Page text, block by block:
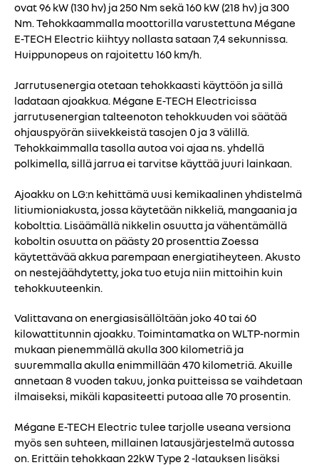
ovat 96 kW (130 hv) ja 250 Nm sekä 160 kW (218 hv) ja 300
Nm. Tehokkaammalla moottorilla varustettuna Mégane
E-TECH Electric kiihtyy nollasta sataan 7,4 sekunnissa.
Huippunopeus on rajoitettu 160 km/h.
Jarrutusenergia otetaan tehokkaasti käyttöön ja sillä
ladataan ajoakkua. Mégane E-TECH Electricissa
jarrutusenergian talteenoton tehokkuuden voi säätää
ohjauspyörän siivekkeistä tasojen 0 ja 3 välillä.
Tehokkaimmalla tasolla autoa voi ajaa ns. yhdellä
polkimella, sillä jarrua ei tarvitse käyttää juuri lainkaan.
Ajoakku on LG:n kehittämä uusi kemikaalinen yhdistelmä
litiumioniakusta, jossa käytetään nikkeliä, mangaania ja
kobolttia. Lisäämällä nikkelin osuutta ja vähentämällä
koboltin osuutta on päästy 20 prosenttia Zoessa
käytettävää akkua parempaan energiatiheyteen. Akusto
on nestejäähdytetty, joka tuo etuja niin mittoihin kuin
tehokkuuteenkin.
Valittavana on energiasisällöltään joko 40 tai 60
kilowattitunnin ajoakku. Toimintamatka on WLTP-normin
mukaan pienemmällä akulla 300 kilometriä ja
suuremmalla akulla enimmillään 470 kilometriä. Akuille
annetaan 8 vuoden takuu, jonka puitteissa se vaihdetaan
ilmaiseksi, mikäli kapasiteetti putoaa alle 70 prosentin.
Mégane E-TECH Electric tulee tarjolle useana versiona
myös sen suhteen, millainen latausjärjestelmä autossa
on. Erittäin tehokkaan 22kW Type 2 -latauksen lisäksi